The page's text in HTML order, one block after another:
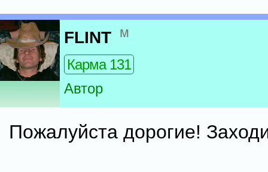
FLINT м
Карма 131
Автор
Пожалуйста дорогие!